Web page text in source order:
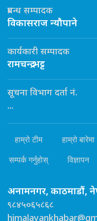
प्रबन्ध सम्पादक
विकासराज न्यौपाने
कार्यकारी सम्पादक
रामचन्द्र भट्ट
सूचना विभाग दर्ता नं.
...
हाम्रो टीम हाम्रो बारेमा
सम्पर्क गर्नुहोस् विज्ञापन
अनामनगर, काठमाडौं,
९८४५०६५८६८